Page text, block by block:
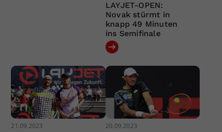
LAYJET-OPEN:
Novak stürmt in
knapp 49 Minuten
ins Semifinale
21.09.2023 20.09.2023